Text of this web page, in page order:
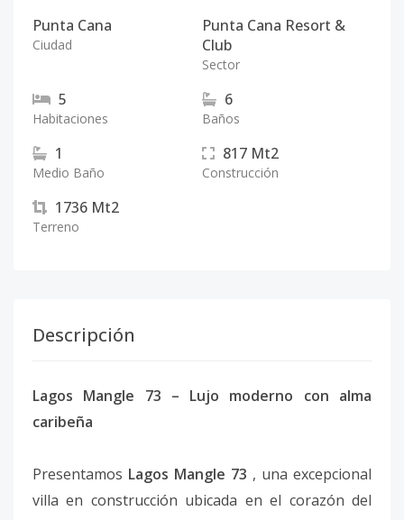
Punta Cana
Ciudad
Punta Cana Resort &
Club
Sector
5
Habitaciones
6
Baños
1
Medio Baño
817 Mt2
Construcción
1736 Mt2
Terreno
Descripción
Lagos Mangle 73 – Lujo moderno con alma
caribeña
Presentamos Lagos Mangle 73 , una excepcional
villa en construcción ubicada en el corazón del